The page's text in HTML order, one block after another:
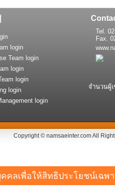
login
Team login
login
login
login
login
Tel.
Fax.
จำนวนผู้
Copyright © namsaeinter.com All
คลเพื่อให้สิทธิประโยชน์เฉพ